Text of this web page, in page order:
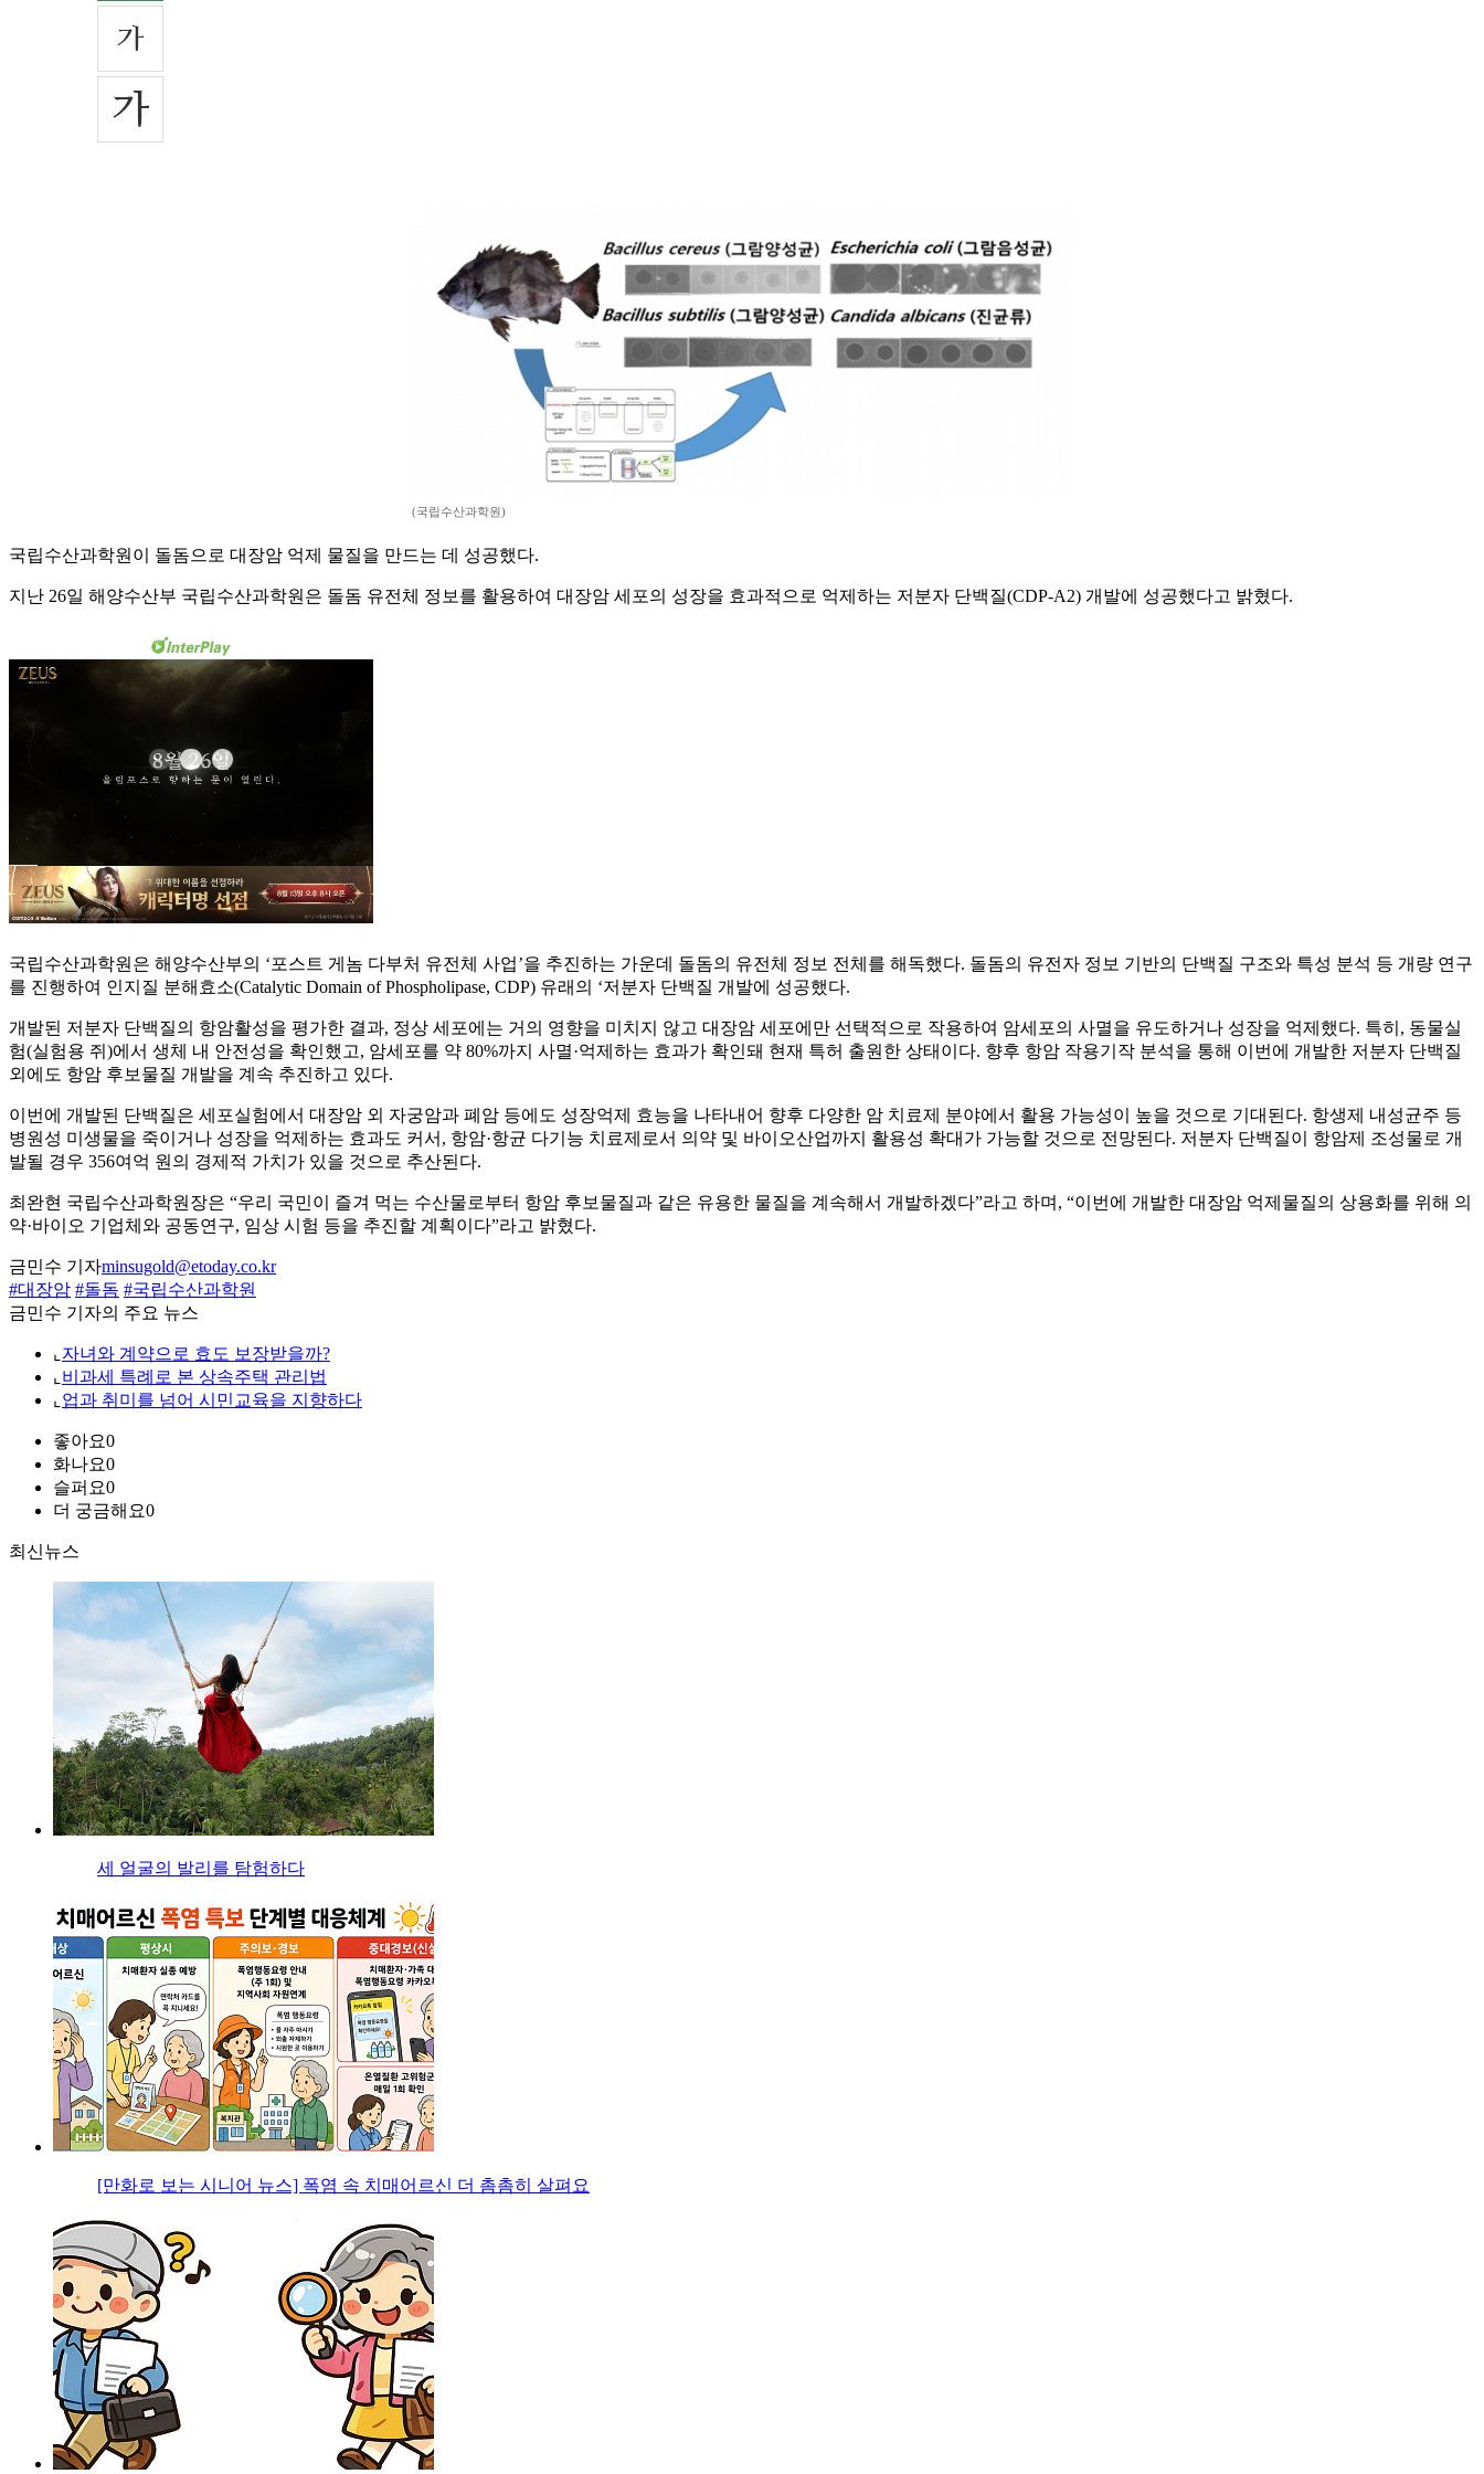
(국립수산과학원)
국립수산과학원이 돌돔으로 대장암 억제 물질을 만드는 데 성공했다.
지난 26일 해양수산부 국립수산과학원은 돌돔 유전체 정보를 활용하여 대장암 세포의 성장을 효과적으로 억제하는 저분자 단백질(CDP-A2) 개발에 성공했다고 밝혔다.
국립수산과학원은 해양수산부의 ‘포스트 게놈 다부처 유전체 사업’을 추진하는 가운데 돌돔의 유전체 정보 전체를 해독했다. 돌돔의 유전자 정보 기반의 단백질 구조와 특성 분석 등 개량 연구
를 진행하여 인지질 분해효소(Catalytic Domain of Phospholipase, CDP) 유래의 ‘저분자 단백질 개발에 성공했다.
개발된 저분자 단백질의 항암활성을 평가한 결과, 정상 세포에는 거의 영향을 미치지 않고 대장암 세포에만 선택적으로 작용하여 암세포의 사멸을 유도하거나 성장을 억제했다. 특히, 동물실
험(실험용 쥐)에서 생체 내 안전성을 확인했고, 암세포를 약 80%까지 사멸·억제하는 효과가 확인돼 현재 특허 출원한 상태이다. 향후 항암 작용기작 분석을 통해 이번에 개발한 저분자 단백질
외에도 항암 후보물질 개발을 계속 추진하고 있다.
이번에 개발된 단백질은 세포실험에서 대장암 외 자궁암과 폐암 등에도 성장억제 효능을 나타내어 향후 다양한 암 치료제 분야에서 활용 가능성이 높을 것으로 기대된다. 항생제 내성균주 등
병원성 미생물을 죽이거나 성장을 억제하는 효과도 커서, 항암·항균 다기능 치료제로서 의약 및 바이오산업까지 활용성 확대가 가능할 것으로 전망된다. 저분자 단백질이 항암제 조성물로 개
발될 경우 356여억 원의 경제적 가치가 있을 것으로 추산된다.
최완현 국립수산과학원장은 “우리 국민이 즐겨 먹는 수산물로부터 항암 후보물질과 같은 유용한 물질을 계속해서 개발하겠다”라고 하며, “이번에 개발한 대장암 억제물질의 상용화를 위해 의
약·바이오 기업체와 공동연구, 임상 시험 등을 추진할 계획이다”라고 밝혔다.
금민수 기자minsugold@etoday.co.kr
#대장암 #돌돔 #국립수산과학원
금민수 기자의 주요 뉴스
⌞ 자녀와 계약으로 효도 보장받을까?
⌞ 비과세 특례로 본 상속주택 관리법
⌞ 업과 취미를 넘어 시민교육을 지향하다
좋아요0
화나요0
슬퍼요0
더 궁금해요0
최신뉴스
세 얼굴의 발리를 탐험하다
[만화로 보는 시니어 뉴스] 폭염 속 치매어르신 더 촘촘히 살펴요